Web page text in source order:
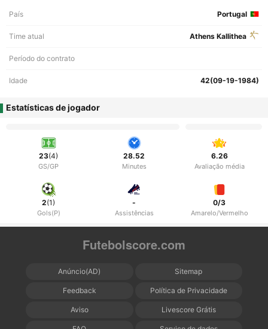
País Portugal
Time atual Athens Kallithea
Período do contrato
Idade 42(09-19-1984)
Estatísticas de jogador
23(4)
GS/GP
28.52
Minutes
6.26
Avaliação média
2(1)
Gols(P)
-
Assistências
0/3
Amarelo/Vermelho
Futebolscore.com
Anúncio(AD) Sitemap
Feedback Política de Privacidade
Aviso Livescore Grátis